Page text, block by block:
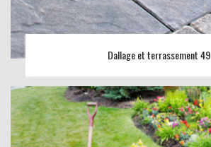
Dallage et terrassement 49